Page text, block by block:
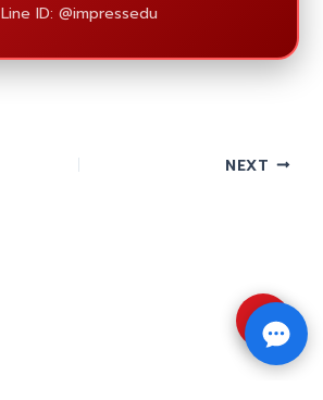
Line ID: @impressedu
NEXT
⇧